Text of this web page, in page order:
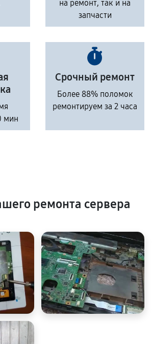
на ремонт, так и на
запчасти
мин
Срочный ремонт
Более 88% поломок
ремонтируем за 2 часа
ремонта сервера